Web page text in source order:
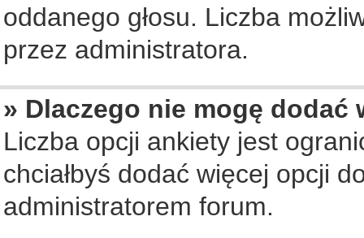
oddanego głosu. Liczba
przez administratora.
» Dlaczego nie mogę
Liczba opcji ankiety jest
chciałbyś dodać więcej opcji
administratorem forum.